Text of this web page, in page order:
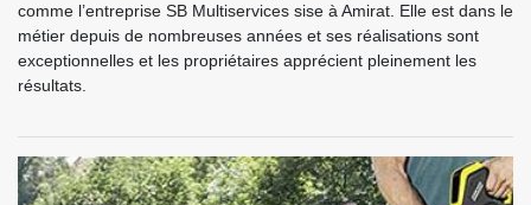
comme l’entreprise SB Multiservices sise à Amirat. Elle est dans le
métier depuis de nombreuses années et ses réalisations sont
exceptionnelles et les propriétaires apprécient pleinement les
résultats.